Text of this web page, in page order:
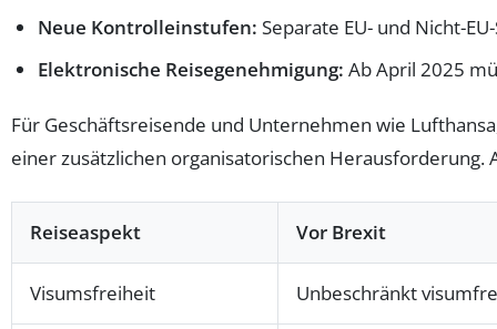
Neue Kontrolleinstufen: Separate EU- und Nicht-
Elektronische Reisegenehmigung: Ab April 2025
Für Geschäftsreisende und Unternehmen wie
einer zusätzlichen organisatorischen
Reiseaspekt Vor Brexit
Visumsfreiheit Unbeschränkt